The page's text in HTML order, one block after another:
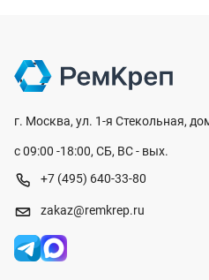
г. Москва, ул. 1-я Стекольная,
с 09:00 -18:00, СБ, ВС - вых.
+7 (495) 640-33-80
zakaz@remkrep.ru